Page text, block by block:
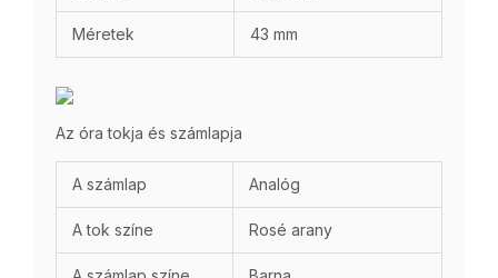
Méretek 43 mm
Az óra tokja és számlapja
A számlap Analóg
A tok színe Rosé arany